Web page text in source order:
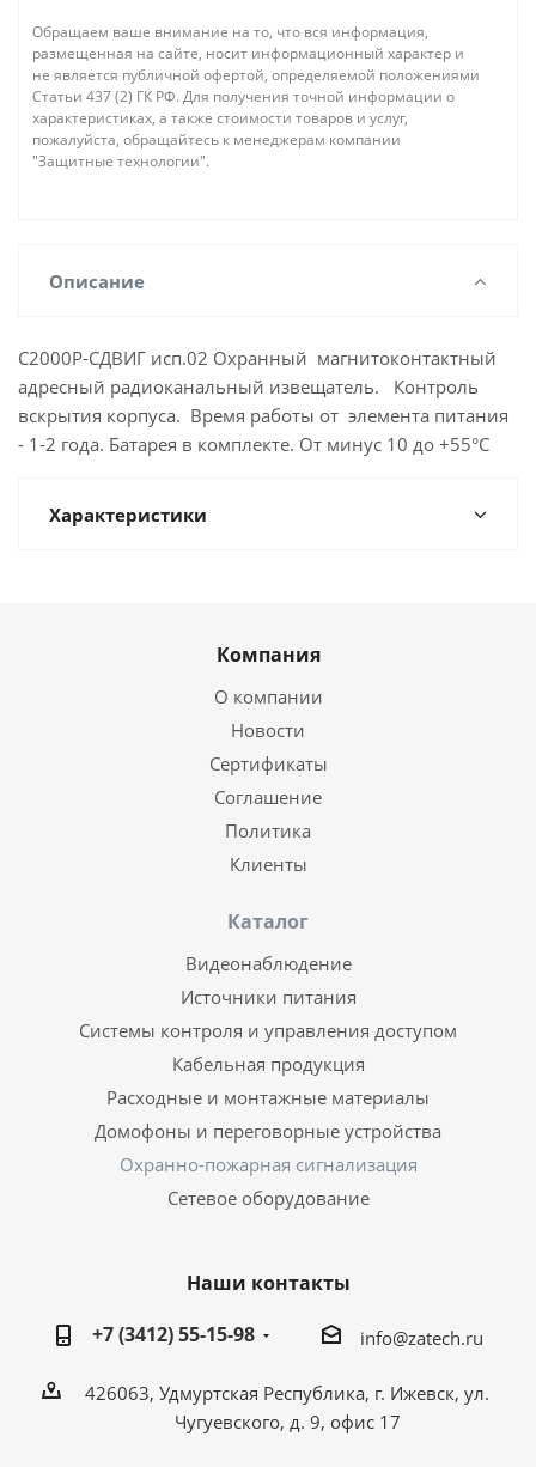
Обращаем ваше внимание на то, что вся информация,
размещенная на сайте, носит информационный характер и
не является публичной офертой, определяемой положениями
Статьи 437 (2) ГК РФ. Для получения точной информации о
характеристиках, а также стоимости товаров и услуг,
пожалуйста, обращайтесь к менеджерам компании
"Защитные технологии".
Описание
С2000Р-СДВИГ исп.02 Охранный магнитоконтактный
адресный радиоканальный извещатель. Контроль
вскрытия корпуса. Время работы от элемента питания
- 1-2 года. Батарея в комплекте. От минус 10 до +55°С
Характеристики
Компания
О компании
Новости
Сертификаты
Соглашение
Политика
Клиенты
Каталог
Видеонаблюдение
Источники питания
Системы контроля и управления доступом
Кабельная продукция
Расходные и монтажные материалы
Домофоны и переговорные устройства
Охранно-пожарная сигнализация
Сетевое оборудование
Наши контакты
+7 (3412) 55-15-98
info@zatech.ru
426063, Удмуртская Республика, г. Ижевск, ул.
Чугуевского, д. 9, офис 17